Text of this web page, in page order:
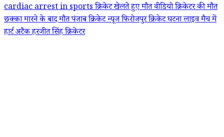
cardiac arrest in sportsक्रिकेट खेलते हुए मौत वीडियोक्रिकेटर की मौत
छक्का मारने के बाद मौतपंजाब क्रिकेट न्यूजफिरोजपुर क्रिकेट घटनालाइव मैच में
हार्ट अटैकहरजीत सिंह क्रिकेटर